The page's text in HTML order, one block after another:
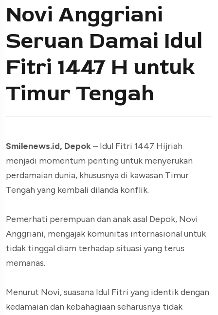
Novi Anggriani
Seruan Damai Idul
Fitri 1447 H untuk
Timur Tengah
Smilenews.id, Depok– Idul Fitri 1447 Hijriah
menjadi momentum penting untuk menyerukan
perdamaian dunia, khususnya di kawasan Timur
Tengah yang kembali dilanda konflik.
Pemerhati perempuan dan anak asal Depok, Novi
Anggriani, mengajak komunitas internasional untuk
tidak tinggal diam terhadap situasi yang terus
memanas.
Menurut Novi, suasana Idul Fitri yang identik dengan
kedamaian dan kebahagiaan seharusnya tidak